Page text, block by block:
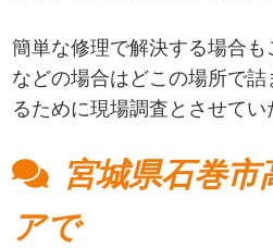
簡単な修理で解決する場合も
などの場合はどこの場所で
るために現場調査とさせてい
宮城県石巻市
アで